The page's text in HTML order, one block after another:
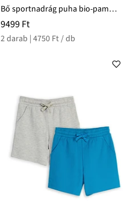
Bő sportnadrág puha bio-pamuttal (2 db-os csomag)
9499 Ft
2 darab | 4750 Ft / db